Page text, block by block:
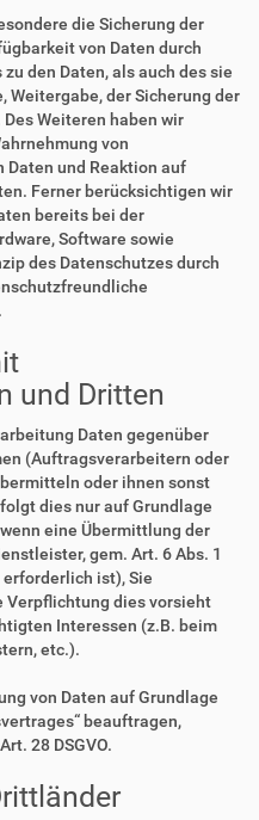
die Sicherung der
von Daten durch
den Daten, als auch des sie
Weitergabe, der Sicherung der
Weiteren haben wir
von
Daten und Reaktion auf
Ferner berücksichtigen wir
bereits bei der
Software sowie
des Datenschutzes durch
und Dritten
Daten gegenüber
(Auftragsverarbeitern oder
oder ihnen sonst
dies nur auf Grundlage
eine Übermittlung der
gem. Art. 6 Abs. 1
erforderlich ist), Sie
dies vorsieht
Interessen (z.B. beim
etc.).
von Daten auf Grundlage
beauftragen,
28 DSGVO.